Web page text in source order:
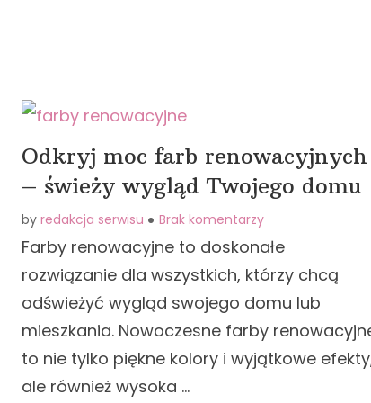
Odkryj moc farb renowacyjnych
– świeży wygląd Twojego domu
by redakcja serwisu Brak komentarzy
Farby renowacyjne to doskonałe
rozwiązanie dla wszystkich, którzy chcą
odświeżyć wygląd swojego domu lub
mieszkania. Nowoczesne farby
to nie tylko piękne kolory i wyjątkowe
ale również wysoka …